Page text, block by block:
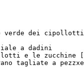
verde dei cipollotti
a dadini
e le zucchine
tagliate a